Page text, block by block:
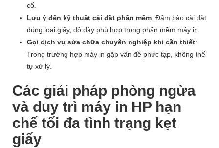
cố.
Lưu ý đến kỹ thuật cài đặt phần mềm: Đảm bảo cài đặt
đúng loại giấy, độ dày phù hợp trong phần mềm máy in.
Gọi dịch vụ sửa chữa chuyên nghiệp khi cần thiết:
Trong trường hợp máy in gặp vấn đề phức tạp, không thể
tự xử lý.
Các giải pháp phòng ngừa
và duy trì máy in HP hạn
chế tối đa tình trạng kẹt
giấy